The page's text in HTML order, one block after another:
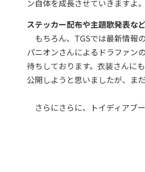
ン自体を成長させていきますよ。
ステッカー配布や主題歌発表な
もちろん、TGSでは最新情報
パニオンさんによるドラファン
待ちしております。衣装さんに
公開しようと思いましたが、ま
さらにさらに、トイディアブ